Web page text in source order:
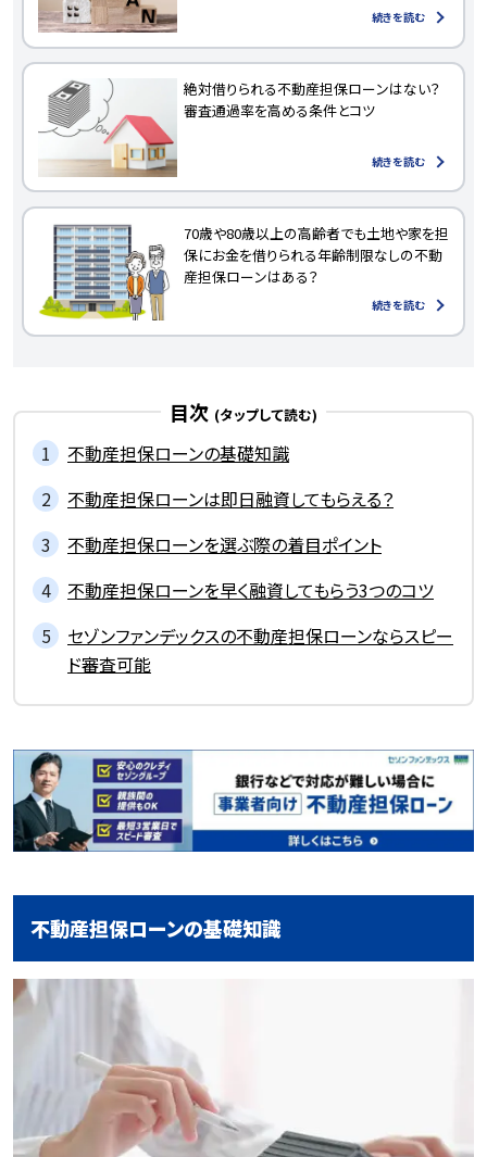
続きを読む
絶対借りられる不動産担保ローンはない？
審査通過率を高める条件とコツ
続きを読む
70歳や80歳以上の高齢者でも土地や家を担
保にお金を借りられる年齢制限なしの不動
産担保ローンはある？
続きを読む
目次
不動産担保ローンの基礎知識
不動産担保ローンは即日融資してもらえる？
不動産担保ローンを選ぶ際の着目ポイント
不動産担保ローンを早く融資してもらう3つのコツ
セゾンファンデックスの不動産担保ローンならスピー
ド審査可能
不動産担保ローンの基礎知識